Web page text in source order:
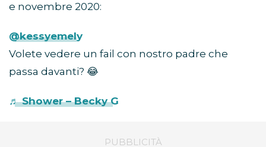
e novembre 2020:
@kessyemely
Volete vedere un fail con nostro padre che
passa davanti? 😂
♬ Shower – Becky G